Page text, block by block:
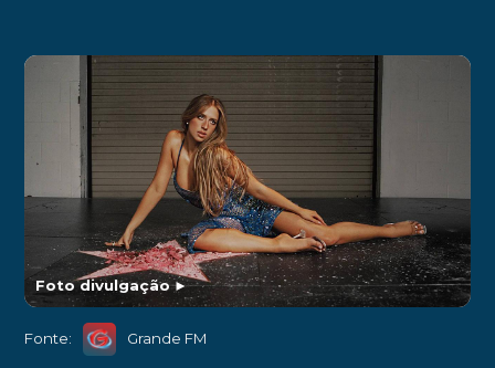
Foto divulgação►
Fonte: Grande FM